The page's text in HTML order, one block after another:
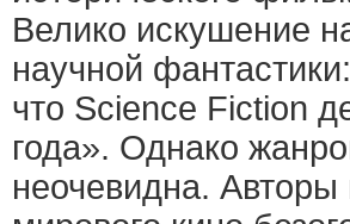
Велико искушение
научной
что Science Fiction
года». Однако
неочевидна.